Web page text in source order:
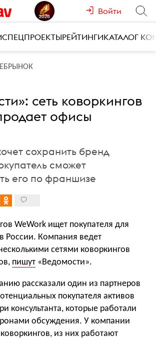
Войти
СПЕЦПРОЕКТЫРЕЙТИНГИКАТАЛОГ
сеть коворкингов
офисы
сохранить бренд
сможет
его по франшизе
WeWork ищет покупателя для
России. Компания ведет
сетями коворкингов
пишут «Ведомости».
рассказали один из партнеров
покупателя активов
консультанта, которые работали
обсуждения. У компании
из них работают